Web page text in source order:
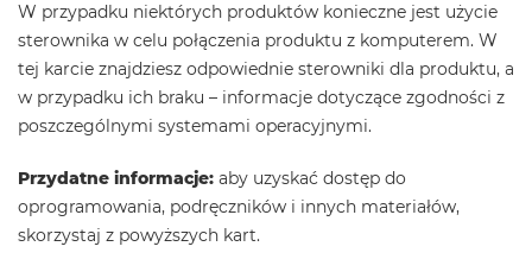
W przypadku niektórych produktów konieczne jest użycie
sterownika w celu połączenia produktu z komputerem. W
tej karcie znajdziesz odpowiednie sterowniki dla produktu, a
w przypadku ich braku – informacje dotyczące zgodności z
poszczególnymi systemami operacyjnymi.
Przydatne informacje: aby uzyskać dostęp do
oprogramowania, podręczników i innych materiałów,
skorzystaj z powyższych kart.